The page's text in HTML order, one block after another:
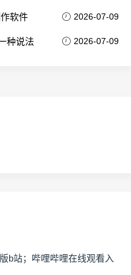
软件 2026-07-09
种说法 2026-07-09
b站；哔哩哔哩在线观看入